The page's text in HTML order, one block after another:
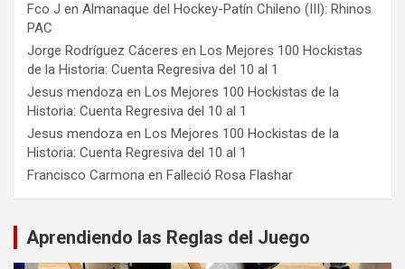
Fco J en Almanaque del Hockey-Patín Chileno (III): Rhinos
PAC
Jorge Rodríguez Cáceres en Los Mejores 100 Hockistas
de la Historia: Cuenta Regresiva del 10 al 1
Jesus mendoza en Los Mejores 100 Hockistas de la
Historia: Cuenta Regresiva del 10 al 1
Jesus mendoza en Los Mejores 100 Hockistas de la
Historia: Cuenta Regresiva del 10 al 1
Francisco Carmona en Falleció Rosa Flashar
Aprendiendo las Reglas del Juego